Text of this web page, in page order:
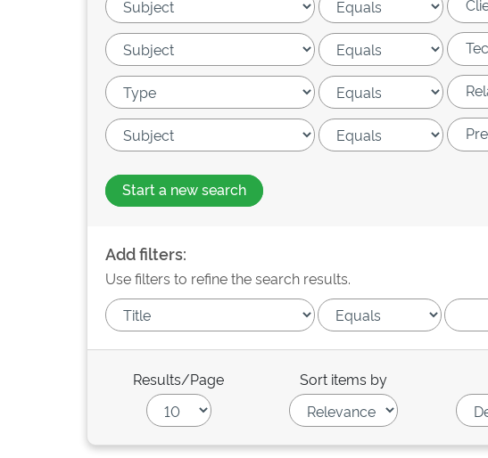
Start a new search
Add filters:
Use filters to refine the search results.
Results/Page Sort items by